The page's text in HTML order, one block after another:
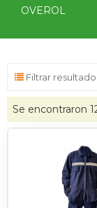
OVEROL
Filtrar
Se encontraron